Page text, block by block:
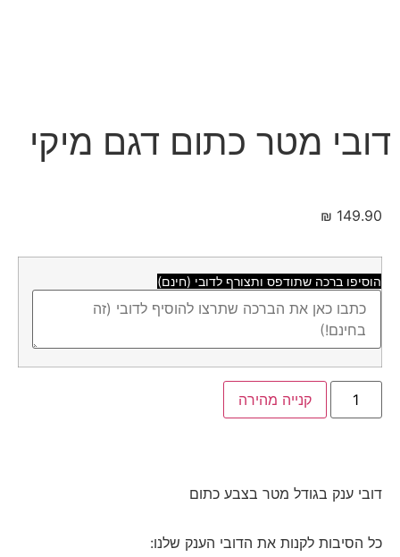
דובי מטר כתום דגם מיקי
₪ 149.90
הוסיפו ברכה שתודפס ותצורף לדובי (חינם)
קנייה מהירה
דובי ענק בגודל מטר בצבע כתום
כל הסיבות לקנות את הדובי הענק שלנו: